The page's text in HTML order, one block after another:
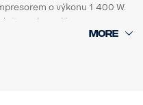
o výkonu 1 400 W.
akumulátory.
jednotku, kabelový